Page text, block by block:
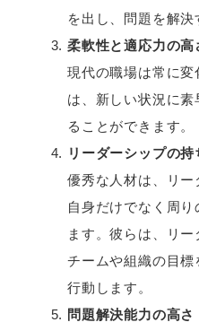
を出し、問題を解決
柔軟性と適応力の高
現代の職場は常に
は、新しい状況に
ることができます。
リーダーシップの持
優秀な人材は、リ
自身だけでなく周
ます。彼らは、リー
チームや組織の目標
行動します。
問題解決能力の高さ